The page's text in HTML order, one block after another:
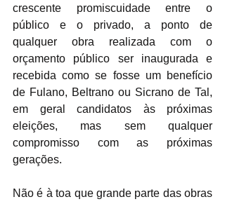
crescente promiscuidade entre o
público e o privado, a ponto de
qualquer obra realizada com o
orçamento público ser inaugurada e
recebida como se fosse um benefício
de Fulano, Beltrano ou Sicrano de Tal,
em geral candidatos às próximas
eleições, mas sem qualquer
compromisso com as próximas
gerações.
Não é à toa que grande parte das obras